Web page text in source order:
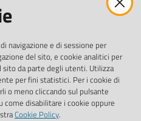
navigazione e di sessione per
del sito, e cookie analitici per
da parte degli utenti. Utilizza
per fini statistici. Per i cookie di
o meno cliccando sul pulsante
come disabilitare i cookie oppure
Cookie Policy.